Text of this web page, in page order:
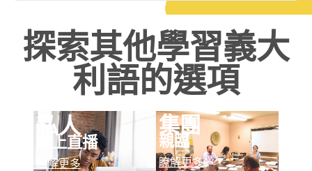
探索其他學習義大
利語的選項
私人
線上直播
瞭解更多
集團
親臨
瞭解更多